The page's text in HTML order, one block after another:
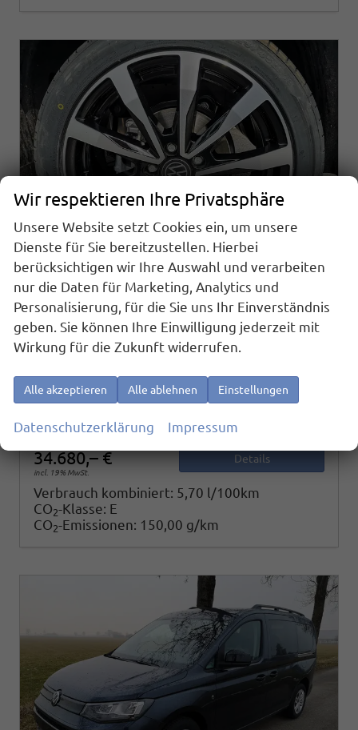
Volkswagen Caddy Maxi
Basis 2.0TDI Sport Edition ACC Kam GV5 App AHK Reling
sofort lieferbar Fahrzeug mit Tageszulassung
KraftstoffDiesel Außenfarbe
Starlightblau Metallic
Leistung75 kW (102 PS) Kilometerstand10 km
01.04.2026
34.680,– €
incl. 19% MwSt.
Details
Verbrauch kombiniert: 5,70 l/100km
CO2-Klasse: E
CO2-Emissionen: 150,00 g/km
Wir respektieren Ihre Privatsphäre
Unsere Website setzt Cookies ein, um unsere
Dienste für Sie bereitzustellen. Hierbei
berücksichtigen wir Ihre Auswahl und verarbeiten
nur die Daten für Marketing, Analytics und
Personalisierung, für die Sie uns Ihr Einverständnis
geben. Sie können Ihre Einwilligung jederzeit mit
Wirkung für die Zukunft widerrufen.
Alle akzeptieren Alle ablehnen Einstellungen
Datenschutzerklärung Impressum